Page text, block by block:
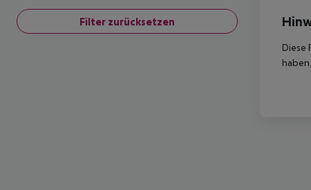
Filter zurücksetzen
Diese